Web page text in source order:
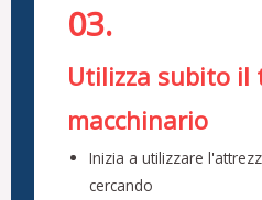
03.
Utilizza subito il
macchinario
Inizia a utilizzare
cercando